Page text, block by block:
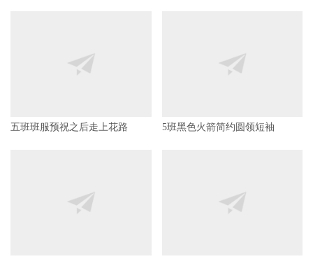
五班班服预祝之后走上花路 5班黑色火箭简约圆领短袖